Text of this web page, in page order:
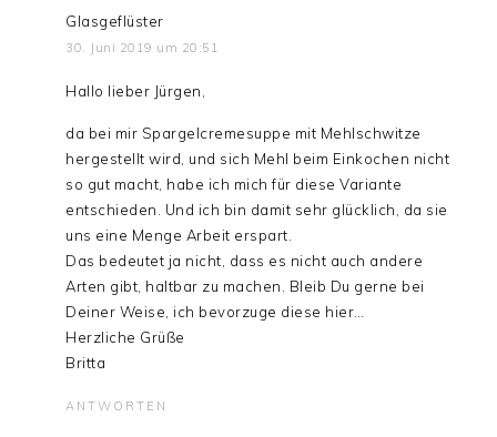
Glasgeflüster
30. Juni 2019 um 20:51
Hallo lieber Jürgen,
da bei mir Spargelcremesuppe mit Mehlschwitze
hergestellt wird, und sich Mehl beim Einkochen nicht
so gut macht, habe ich mich für diese Variante
entschieden. Und ich bin damit sehr glücklich, da sie
uns eine Menge Arbeit erspart.
Das bedeutet ja nicht, dass es nicht auch andere
Arten gibt, haltbar zu machen. Bleib Du gerne bei
Deiner Weise, ich bevorzuge diese hier…
Herzliche Grüße
Britta
ANTWORTEN